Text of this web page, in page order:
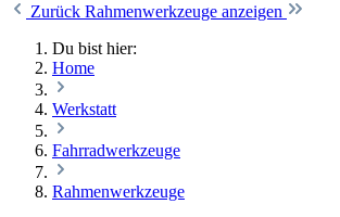
Zurück Rahmenwerkzeuge anzeigen
Du bist hier:
Home
Werkstatt
Fahrradwerkzeuge
Rahmenwerkzeuge